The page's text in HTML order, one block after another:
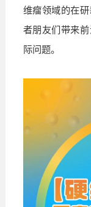
维瘤领域的在
者朋友们带来
际问题。